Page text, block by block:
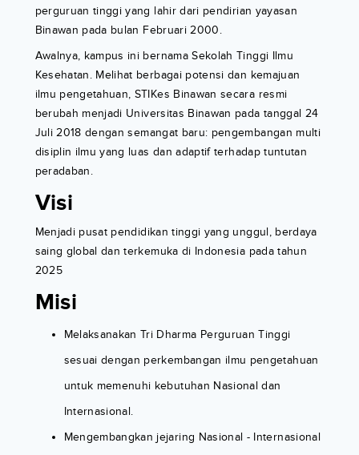
perguruan tinggi yang lahir dari pendirian yayasan
Binawan pada bulan Februari 2000.
Awalnya, kampus ini bernama Sekolah Tinggi Ilmu
Kesehatan. Melihat berbagai potensi dan kemajuan
ilmu pengetahuan, STIKes Binawan secara resmi
berubah menjadi Universitas Binawan pada tanggal 24
Juli 2018 dengan semangat baru: pengembangan multi
disiplin ilmu yang luas dan adaptif terhadap tuntutan
peradaban.
Visi
Menjadi pusat pendidikan tinggi yang unggul, berdaya
saing global dan terkemuka di Indonesia pada tahun
2025
Misi
Melaksanakan Tri Dharma Perguruan Tinggi
sesuai dengan perkembangan ilmu pengetahuan
untuk memenuhi kebutuhan Nasional dan
Internasional.
Mengembangkan jejaring Nasional - Internasional